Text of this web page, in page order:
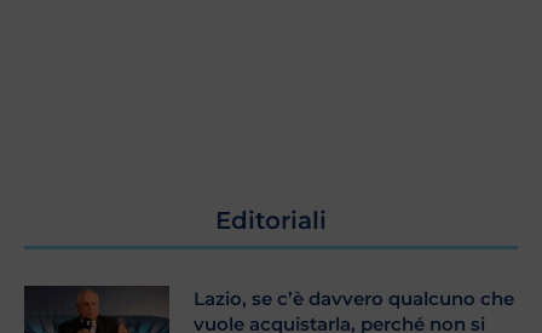
Editoriali
Lazio, se c’è davvero qualcuno che
vuole acquistarla, perché non si